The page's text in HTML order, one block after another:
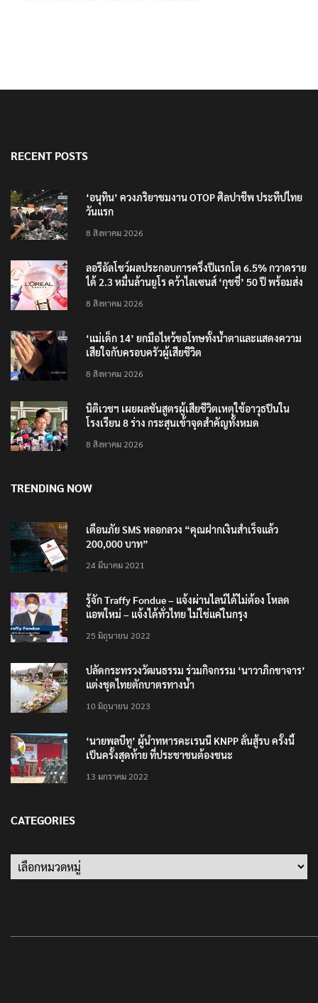
RECENT POSTS
‘อนุทิน’ ควงภริยาชมงาน OTOP ศิลปาชีพ ประทีปไทย
วันแรก
8 สิงหาคม 2026
ลอรีอัลโชว์ผลประกอบการครึ่งปีแรกโต 6.5% กวาดราย
ได้ 2.3 หมื่นล้านยูโร คว้าไลเซนส์ ‘กุชชี่’ 50 ปี พร้อมส่ง
8 สิงหาคม 2026
‘แม่เด็ก 14’ ยกมือไหว้ขอโทษทั้งน้ำตาและแสดงความ
เสียใจกับครอบครัวผู้เสียชีวิต
8 สิงหาคม 2026
นิติเวชฯ เผยผลชันสูตรผู้เสียชีวิตเหตุใช้อาวุธปืนใน
โรงเรียน 8 ร่าง กระสุนเข้าจุดสำคัญทั้งหมด
8 สิงหาคม 2026
TRENDING NOW
เตือนภัย SMS หลอกลวง “คุณฝากเงินสำเร็จแล้ว
200,000 บาท”
24 มีนาคม 2021
รู้จัก Traffy Fondue – แจ้งผ่านไลน์ได้ไม่ต้อง โหลด
แอพใหม่ – แจ้งได้ทั่วไทย ไม่ใช่แค่ในกรุง
25 มิถุนายน 2022
ปลัดกระทรวงวัฒนธรรม ร่วมกิจกรรม ‘นาวาภิกขาจาร’
แต่งชุดไทยตักบาตรทางน้ำ
10 มิถุนายน 2023
‘นายพลบีทู’ ผู้นำทหารคะเรนนี KNPP ลั่นสู้รบ ครั้งนี้
เป็นครั้งสุดท้าย ที่ประชาชนต้องชนะ
13 มกราคม 2022
CATEGORIES
Categories